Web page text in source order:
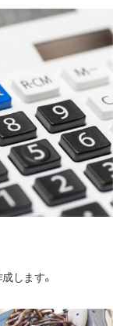
します。